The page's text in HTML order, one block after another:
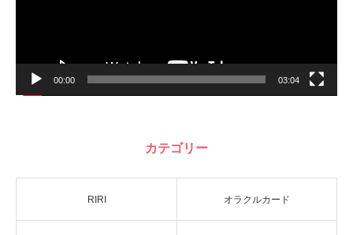
00:00 03:04
カテゴリー
RIRI オラクルカード